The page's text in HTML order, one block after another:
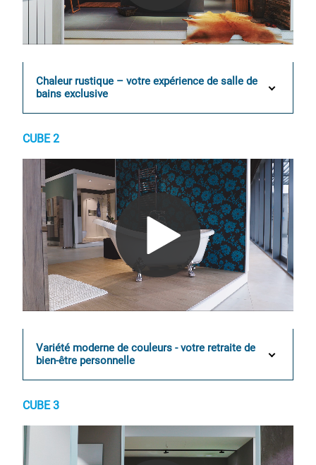
0:00 / 0:17
Chaleur rustique – votre expérience de salle de
bains exclusive
CUBE 2
0:00 / 0:16
Variété moderne de couleurs - votre retraite de
bien-être personnelle
CUBE 3